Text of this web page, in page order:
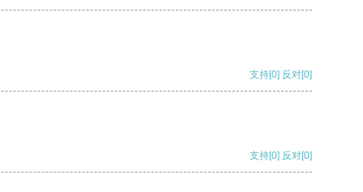
支持[0] 反对[0]
支持[0] 反对[0]